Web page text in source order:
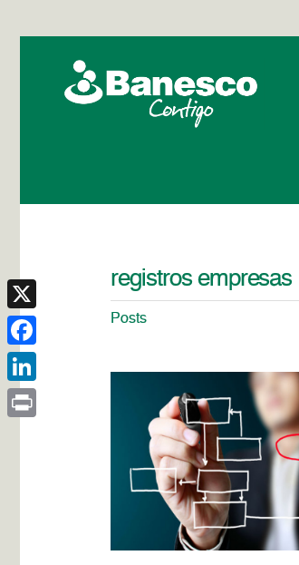
registros empresas
Posts
X
Facebook
LinkedIn